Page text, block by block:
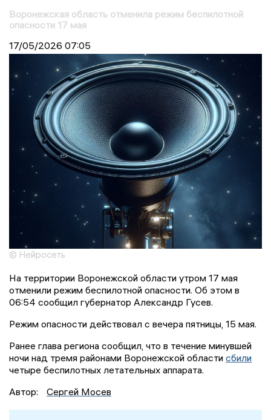
Воронежская область отменила режим беспилотной
опасности 17 мая
17/05/2026 07:05
© Нейросеть
На территории Воронежской области утром 17 мая
отменили режим беспилотной опасности. Об этом в
06:54 сообщил губернатор Александр Гусев.
Режим опасности действовал с вечера пятницы, 15 мая.
Ранее глава региона сообщил, что в течение минувшей
ночи над тремя районами Воронежской области сбили
четыре беспилотных летательных аппарата.
Автор:
Сергей Мосев